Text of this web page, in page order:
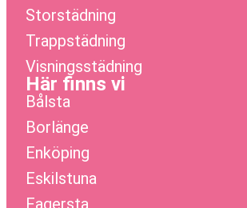
Storstädning
Trappstädning
Visningsstädning
Här finns vi
Bålsta
Borlänge
Enköping
Eskilstuna
Fagersta